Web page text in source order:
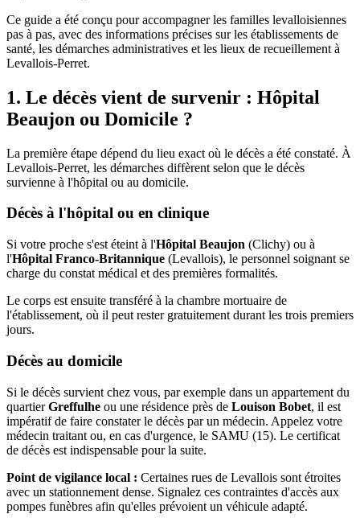
Ce guide a été conçu pour accompagner les familles levalloisiennes
pas à pas, avec des informations précises sur les établissements de
santé, les démarches administratives et les lieux de recueillement à
Levallois-Perret.
1. Le décès vient de survenir : Hôpital
Beaujon ou Domicile ?
La première étape dépend du lieu exact où le décès a été constaté. À
Levallois-Perret, les démarches diffèrent selon que le décès
survienne à l'hôpital ou au domicile.
Décès à l'hôpital ou en clinique
Si votre proche s'est éteint à l'Hôpital Beaujon (Clichy) ou à
l'Hôpital Franco-Britannique (Levallois), le personnel soignant se
charge du constat médical et des premières formalités.
Le corps est ensuite transféré à la chambre mortuaire de
l'établissement, où il peut rester gratuitement durant les trois premiers
jours.
Décès au domicile
Si le décès survient chez vous, par exemple dans un appartement du
quartierGreffulhe ou une résidence près de Louison Bobet, il est
impératif de faire constater le décès par un médecin. Appelez votre
médecin traitant ou, en cas d'urgence, le SAMU (15). Le certificat
de décès est indispensable pour la suite.
Point de vigilance local : Certaines rues de Levallois sont étroites
avec un stationnement dense. Signalez ces contraintes d'accès aux
pompes funèbres afin qu'elles prévoient un véhicule adapté.